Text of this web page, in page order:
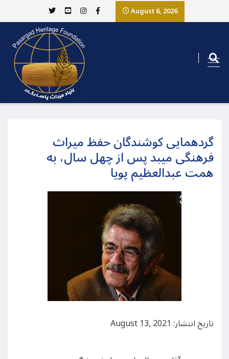
August 6, 2026
گردهمایی کوشندگان حفظ میراث
فرهنگی میبد پس از چهل سال، به
همت عبدالعظیم پویا
تاریخ انتشار: August 13, 2021